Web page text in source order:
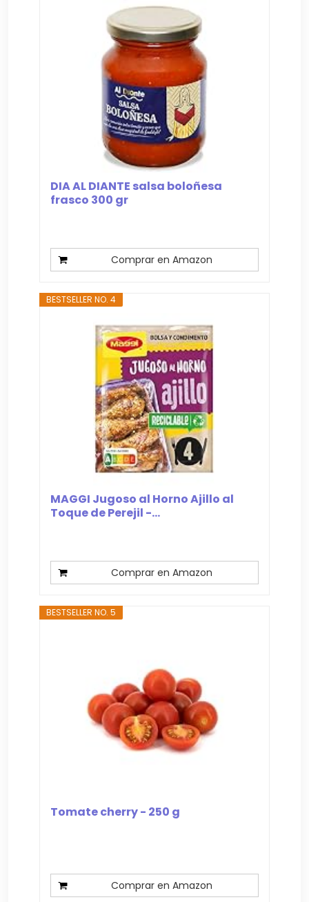
DIA AL DIANTE salsa boloñesa
frasco 300 gr
Comprar en Amazon
BESTSELLER NO. 4
MAGGI Jugoso al Horno Ajillo al
Toque de Perejil -...
Comprar en Amazon
BESTSELLER NO. 5
Tomate cherry - 250 g
Comprar en Amazon